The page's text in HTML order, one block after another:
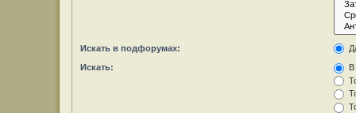
Искать в подфорумах:
Искать:
В